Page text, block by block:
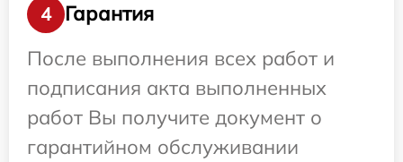
4
Гарантия
После выполнения всех работ и
подписания акта выполненных
работ Вы получите документ о
гарантийном обслуживании